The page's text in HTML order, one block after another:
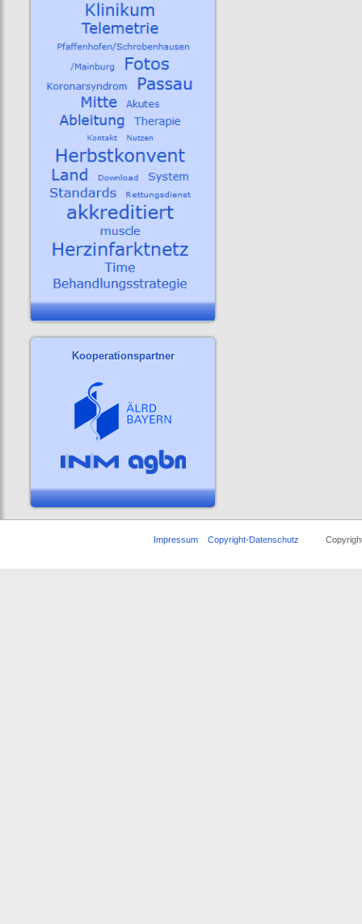
Kooperationspartner
Impressum Copyright-Datenschutz Copyright